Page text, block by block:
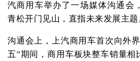
汽商用车举办了一场媒体沟通会
青松开门见山，直指未来发展主题
沟通会上，上汽商用车首次向外
五”期间，商用车板块整车销量相